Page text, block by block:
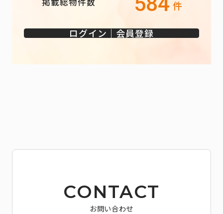
件
ログイン｜会員登録
CONTACT
お問い合わせ